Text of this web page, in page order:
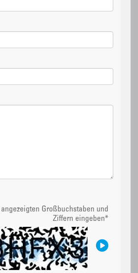
Großbuchstaben und
Ziffern eingeben*